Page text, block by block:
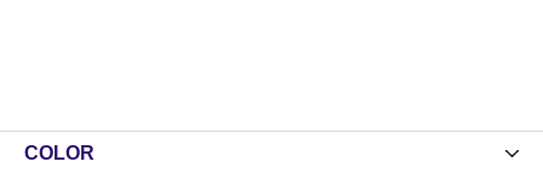
COLOR